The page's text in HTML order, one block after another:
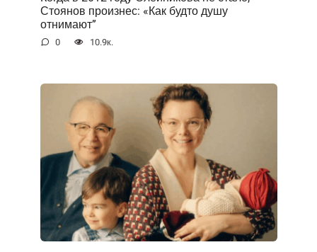
Стоянов произнес: «Как будто душу
отнимают”
0 10.9к.